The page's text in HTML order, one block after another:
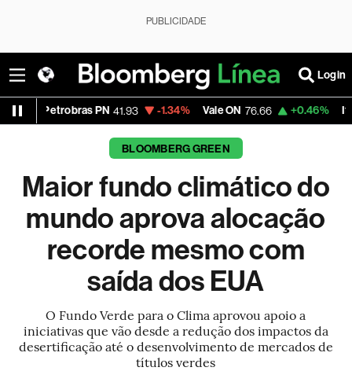
PUBLICIDADE
Login
PN 41.93 -1.34% Vale ON 76.66 +0.46% Itaú PN
BLOOMBERG GREEN
Maior fundo climático do
mundo aprova alocação
recorde mesmo com
saída dos EUA
O Fundo Verde para o Clima aprovou apoio a
iniciativas que vão desde a redução dos impactos da
desertificação até o desenvolvimento de mercados de
títulos verdes